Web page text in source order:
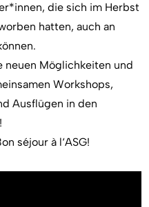
die sich im Herbst
hatten, auch an
neuen Möglichkeiten und
Workshops,
Ausflügen in den
séjour à l‘ASG!